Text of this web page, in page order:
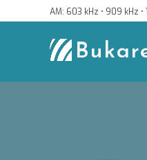
to
AM: 603 kHz • 909 kHz •